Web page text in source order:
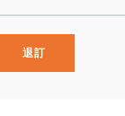
退訂